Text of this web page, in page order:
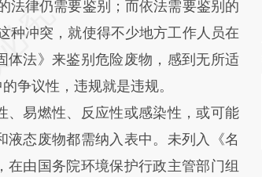
律仍需要鉴别；而依法需要鉴别的
种冲突，就使得不少地方工作人员在
体法》来鉴别危险废物，感到无所适
争议性，违规就是违规。
易燃性、反应性或感染性，或可能
态废物都需纳入表中。未列入《名
由国务院环境保护行政主管部门组